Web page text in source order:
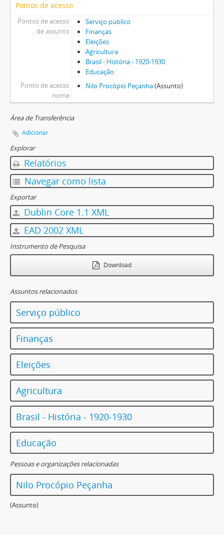
Pontos de acesso
Pontos de acesso
de assunto
Serviço público
Finanças
Eleições
Agricultura
Brasil - História - 1920-1930
Educação
Ponto de acesso
nome
Nilo Procópio Peçanha(Assunto)
Área de Transferência
Adicionar
Explorar
Relatórios
Navegar como lista
Exportar
Dublin Core 1.1 XML
EAD 2002 XML
Instrumento de Pesquisa
Download
Assuntos relacionados
Serviço público
Finanças
Eleições
Agricultura
Brasil - História - 1920-1930
Educação
Pessoas e organizações relacionadas
Nilo Procópio Peçanha
(Assunto)